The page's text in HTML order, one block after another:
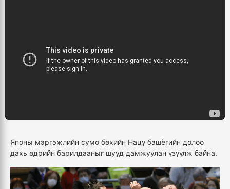
Японы мэргэжлийн сумо бөхийн Нацү башёгийн долоо
дахь өдрийн барилдааныг шууд дамжуулан үзүүлж байна.